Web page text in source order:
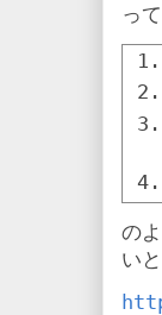
っ
の
い